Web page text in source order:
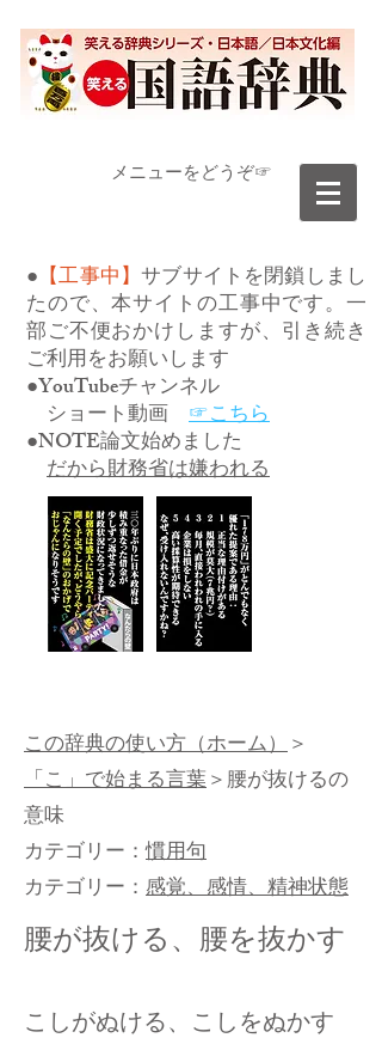
​メニューをどうぞ☞
● 【工事中】サブサイトを閉鎖しまし
たので、本サイトの工事中です。一
部ご不便おかけしますが、引き続き
ご利用をお願いします
●YouTubeチャンネル
ショート動画 ☞こちら
●NOTE論文始めました
だから財務省は嫌われる
この辞典の使い方（ホーム）＞
「こ」で始まる言葉＞腰が抜けるの
意味
カテゴリー：慣用句
カテゴリー： 感覚、感情、精神状態
腰が抜ける、腰を抜かす
こしがぬける、こしをぬかす